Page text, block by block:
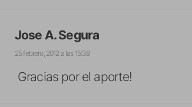
Jose A. Segura
25 febrero, 2012 a las 15:38
Gracias por el aporte!